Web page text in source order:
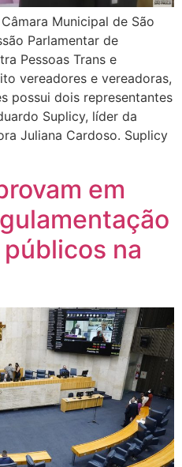
Municipal de São
Parlamentar de
Pessoas Trans e
vereadores e vereadoras,
possui dois representantes
Suplicy, líder da
Juliana Cardoso. Suplicy
em
na